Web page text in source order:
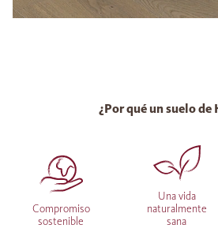
¿Por qué un suelo de
Compromiso
sostenible
Una vida
naturalmente
sana